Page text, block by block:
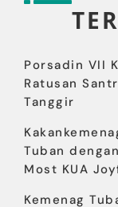
Porsadin VII
Ratusan
Tanggir
Tuban
Most KUA
Kemenag